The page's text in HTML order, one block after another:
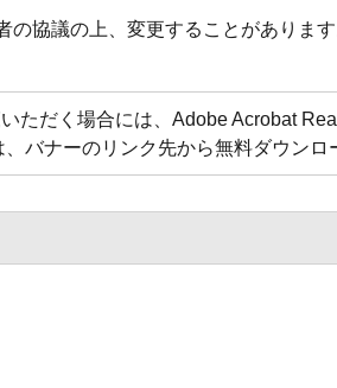
協議の上、変更することがあります
ただく場合には、Adobe Acrobat
バナーのリンク先から無料ダウンロ